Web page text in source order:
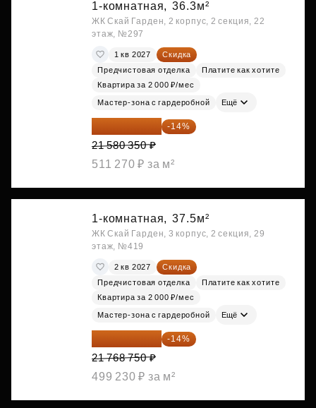
1-комнатная, 36.3м²
ЖК Скай Гарден, 2 корпус, 2 секция, 22
этаж, №297
1 кв 2027
Скидка
Предчистовая отделка
Платите как хотите
Квартира за 2 000 ₽/мес
Мастер-зона с гардеробной Ещё
18 559 101 ₽ -14%
21 580 350 ₽
511 270 ₽ за м²
1-комнатная, 37.5м²
ЖК Скай Гарден, 3 корпус, 2 секция, 29
этаж, №419
2 кв 2027
Скидка
Предчистовая отделка
Платите как хотите
Квартира за 2 000 ₽/мес
Мастер-зона с гардеробной Ещё
18 721 125 ₽ -14%
21 768 750 ₽
499 230 ₽ за м²